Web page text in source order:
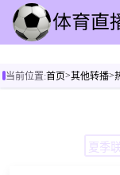
足球直播
当前位置:首页>其他转播>
夏季